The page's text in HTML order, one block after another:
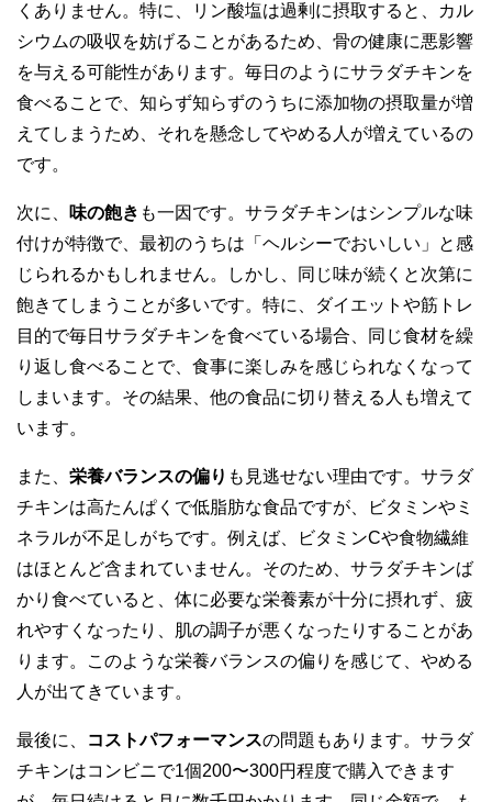
くありません。特に、リン酸塩は過剰に摂取すると、カル
シウムの吸収を妨げることがあるため、骨の健康に悪影響
を与える可能性があります。毎日のようにサラダチキンを
食べることで、知らず知らずのうちに添加物の摂取量が増
えてしまうため、それを懸念してやめる人が増えているの
です。
次に、 味の飽き も一因です。サラダチキンはシンプルな味
付けが特徴で、最初のうちは「ヘルシーでおいしい」と感
じられるかもしれません。しかし、同じ味が続くと次第に
飽きてしまうことが多いです。特に、ダイエットや筋トレ
目的で毎日サラダチキンを食べている場合、同じ食材を繰
り返し食べることで、食事に楽しみを感じられなくなって
しまいます。その結果、他の食品に切り替える人も増えて
います。
また、 栄養バランスの偏り も見逃せない理由です。サラダ
チキンは高たんぱくで低脂肪な食品ですが、ビタミンやミ
ネラルが不足しがちです。例えば、ビタミンCや食物繊維
はほとんど含まれていません。そのため、サラダチキンば
かり食べていると、体に必要な栄養素が十分に摂れず、疲
れやすくなったり、肌の調子が悪くなったりすることがあ
ります。このような栄養バランスの偏りを感じて、やめる
人が出てきています。
最後に、 コストパフォーマンスの問題もあります。サラダ
チキンはコンビニで1個200〜300円程度で購入できます